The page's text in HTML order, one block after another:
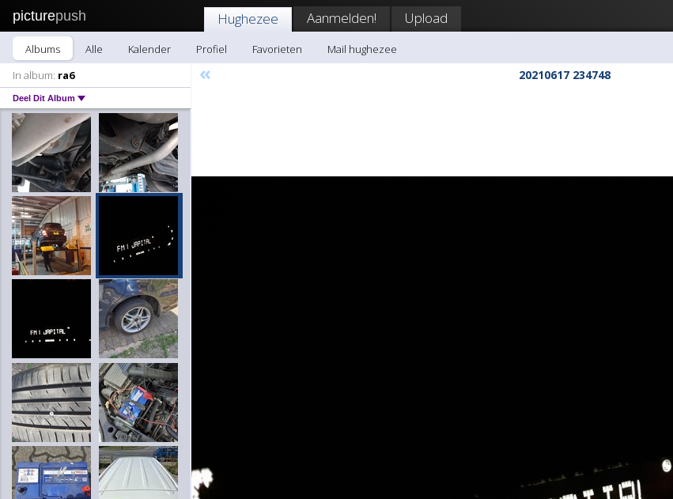
picturepush Hughezee Aanmelden! Upload
Albums Alle Kalender Profiel Favorieten
Mail hughezee
In album: ra6
Deel Dit Album
« 20210617 234748